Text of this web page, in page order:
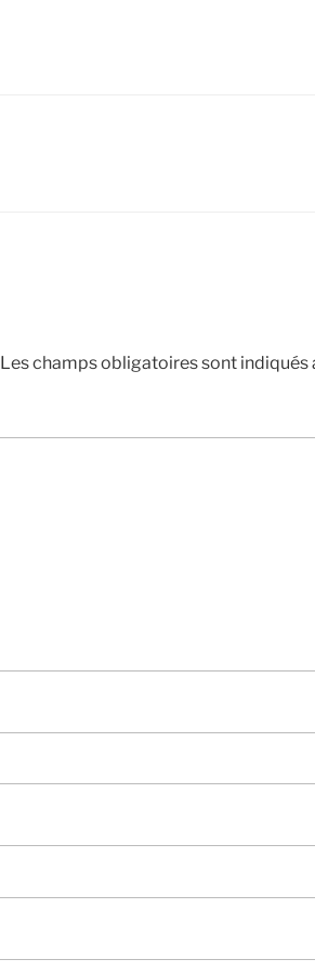
Les champs obligatoires sont indiqués